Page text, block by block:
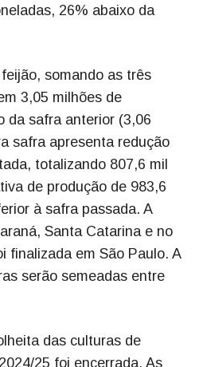
26% abaixo da
somando as três
3,05 milhões de
da safra anterior (3,06
safra apresenta redução
totalizando 807,6 mil
de produção de 983,6
à safra passada. A
Santa Catarina e no
finalizada em São Paulo. A
serão semeadas entre
das culturas de
25 foi encerrada. As